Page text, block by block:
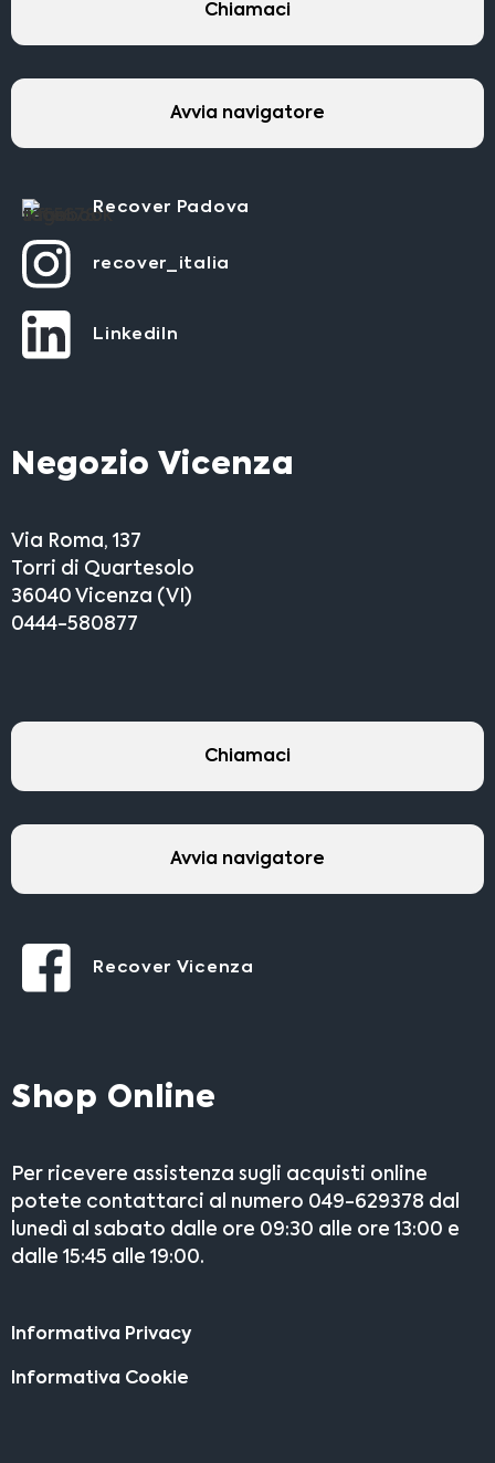
Chiamaci
Avvia navigatore
Recover Padova
recover_italia
LinkediIn
Negozio Vicenza
Via Roma, 137
Torri di Quartesolo
36040 Vicenza (VI)
0444-580877
Chiamaci
Avvia navigatore
Recover Vicenza
Shop Online
Per ricevere assistenza sugli acquisti online
potete contattarci al numero 049-629378 dal
lunedì al sabato dalle ore 09:30 alle ore 13:00 e
dalle 15:45 alle 19:00.
Informativa Privacy
Informativa Cookie